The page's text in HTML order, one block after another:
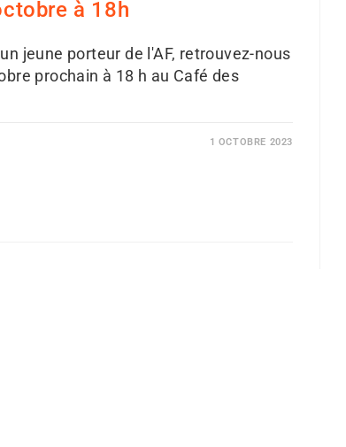
à 18h
jeune porteur de l'AF, retrouvez-nous
prochain à 18 h au Café des
1 OCTOBRE 2023